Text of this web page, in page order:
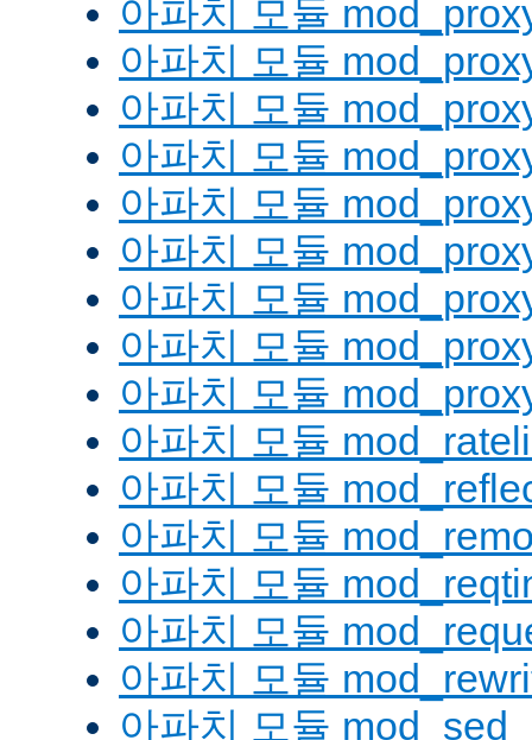
아파치 모듈
아파치 모듈
아파치 모듈
아파치 모듈
아파치 모듈
아파치 모듈
아파치 모듈
아파치 모듈
아파치 모듈
아파치 모듈
아파치 모듈
아파치 모듈
아파치 모듈
아파치 모듈
아파치 모듈
아파치 모듈 mod_sed